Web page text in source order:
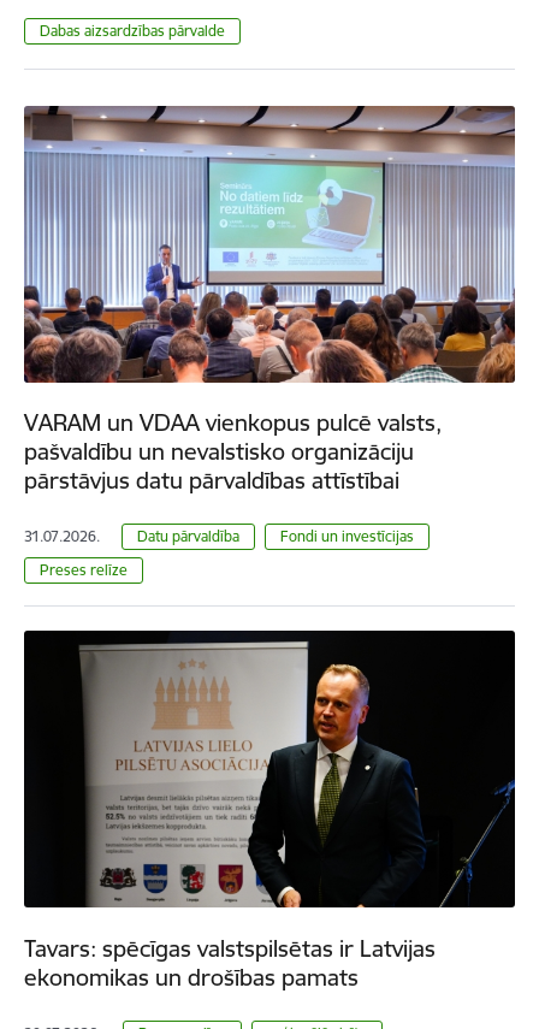
​​​​​​​Dabas aizsardzības pārvalde
VARAM un VDAA vienkopus pulcē valsts,
pašvaldību un nevalstisko organizāciju
pārstāvjus datu pārvaldības attīstībai
31.07.2026. Datu pārvaldība
Fondi un investīcijas
Preses relīze
Tavars: spēcīgas valstspilsētas ir Latvijas
ekonomikas un drošības pamats